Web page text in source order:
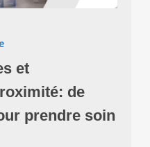
et
de
prendre soin